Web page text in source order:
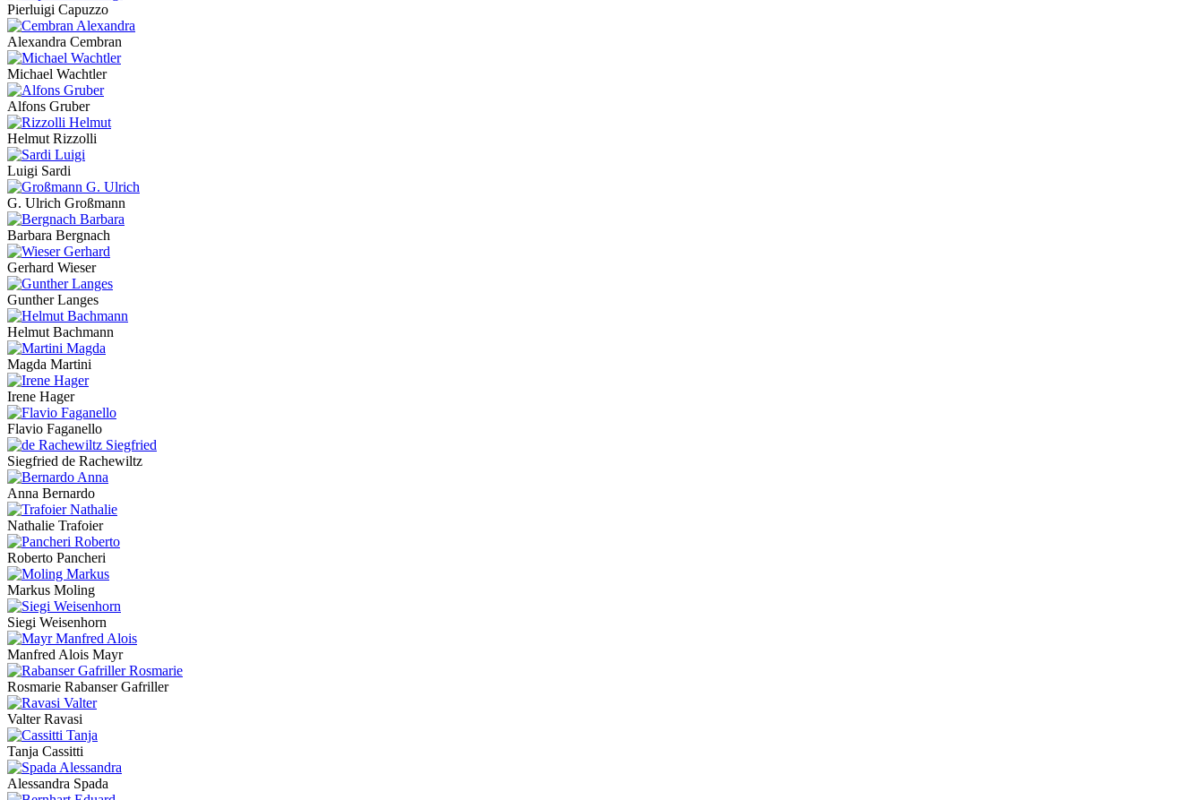
Pierluigi Capuzzo
Alexandra Cembran
Michael Wachtler
Alfons Gruber
Helmut Rizzolli
Luigi Sardi
G. Ulrich Großmann
Barbara Bergnach
Gerhard Wieser
Gunther Langes
Helmut Bachmann
Magda Martini
Irene Hager
Flavio Faganello
Siegfried de Rachewiltz
Anna Bernardo
Nathalie Trafoier
Roberto Pancheri
Markus Moling
Siegi Weisenhorn
Manfred Alois Mayr
Rosmarie Rabanser Gafriller
Valter Ravasi
Tanja Cassitti
Alessandra Spada